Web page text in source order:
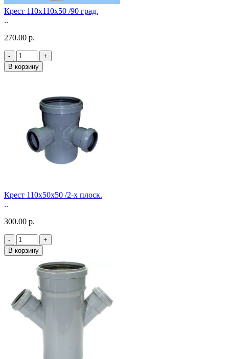
Крест 110х110х50 /90 град.
..
270.00 р.
-
+
В корзину
Крест 110х50х50 /2-х плоск.
..
300.00 р.
-
+
В корзину